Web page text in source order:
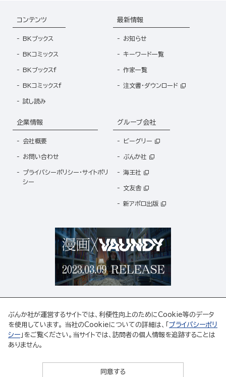
コンテンツ
BKブックス
BKコミックス
BKブックスf
BKコミックスf
試し読み
最新情報
お知らせ
キーワード一覧
作家一覧
注文書・ダウンロード
企業情報
会社概要
お問い合わせ
プライバシーポリシー・サイトポリ
シー
グループ会社
ビーグリー
ぶんか社
海王社
文友舎
新アポロ出版
ABJマークは、この電子書店・電子書籍配信サービスが、著作権者からコンテンツ使用許諾を
得た正規版配信サービスであることを示す登録商標(登録番号 第6091713号)です。
https://aebs.or.jp/
ぶんか社が運営するサイトでは、利便性向上のためにCookie等のデータ
を使用しています。 当社のCookieについての詳細は、「 プライバシーポリ
シー 」をご覧ください。当サイトでは、訪問者の個人情報を追跡することは
ありません。
同意する